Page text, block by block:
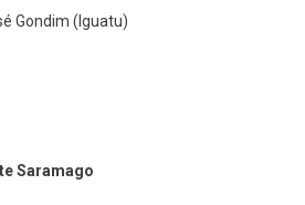
Gondim (Iguatu)
Saramago